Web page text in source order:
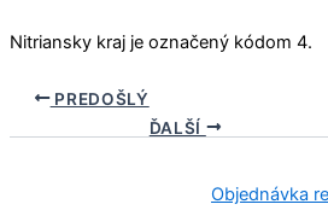
Nitriansky kraj je označený kódom 4.
PREDOŠLÝ
ĎALŠÍ
Objednávka